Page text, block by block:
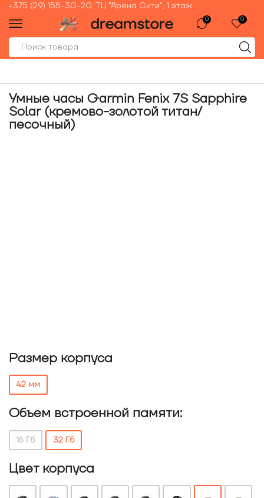
+375 (29) 155-30-20, ТЦ "Арена Сити", 1 этаж
0 0
Умные часы Garmin Fenix 7S Sapphire
Solar (кремово-золотой титан/
песочный)
Размер корпуса
42 мм
Объем встроенной памяти:
16 Гб 32 Гб
Цвет корпуса